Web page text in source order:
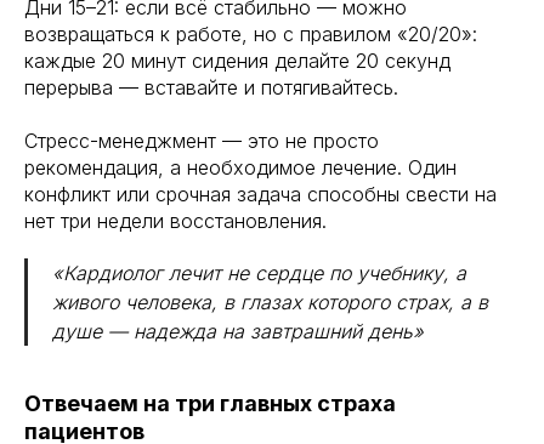
Дни 15–21: если всё стабильно — можно
возвращаться к работе, но с правилом «20/20»:
каждые 20 минут сидения делайте 20 секунд
перерыва — вставайте и потягивайтесь.
Стресс-менеджмент — это не просто
рекомендация, а необходимое лечение. Один
конфликт или срочная задача способны свести на
нет три недели восстановления.
«Кардиолог лечит не сердце по учебнику, а
живого человека, в глазах которого страх, а в
душе — надежда на завтрашний день»
Отвечаем на три главных страха
пациентов